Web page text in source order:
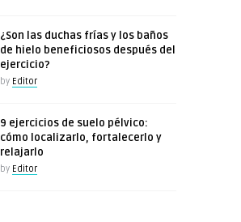
¿Son las duchas frías y los baños
de hielo beneficiosos después del
ejercicio?
by Editor
9 ejercicios de suelo pélvico:
cómo localizarlo, fortalecerlo y
relajarlo
by Editor